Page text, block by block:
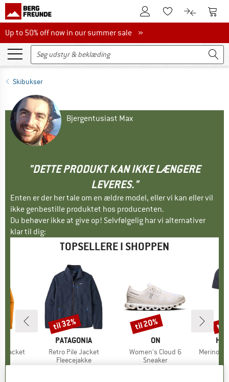
Til kundekontoenTil huskesedlen.
Til Til
Up to 50% off now in our summer sale
Up to 50% off now in our summer sale »
Skibukser
Bjergentusiast Max
"DETTE PRODUKT KAN IKKE LÆNGERE
LEVERES."
Enten er der her tale om en ældre model, eller vi kan eller vil
ikke genbestille produktet hos producenten.
Du behøver ikke at give op! Selvfølgelig har vi alternativer
klar til dig:
TOPSELLERE I SHOPPEN
Jacket
pris
€
MÆRKE
PATAGONIA
Artikel
Retro Pile Jacket
Produktgruppe
Fleecejakke
Rabat
til 32%
MÆRKE
ON
Artikel
Women's Cloud 6
Produktgruppe
Sneaker
Rabat
til 20%
Artikel
MerinoMix150
59,95
til